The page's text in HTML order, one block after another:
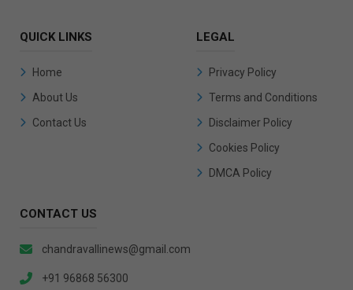
QUICK LINKS
Home
About Us
Contact Us
LEGAL
Privacy Policy
Terms and Conditions
Disclaimer Policy
Cookies Policy
DMCA Policy
CONTACT US
chandravallinews@gmail.com
+91 96868 56300